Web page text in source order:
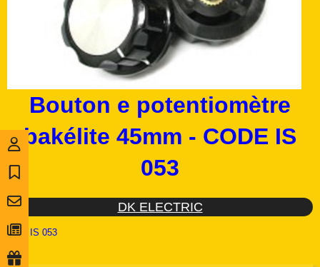
Bouton e potentiomètre
bakélite 45mm - CODE IS
053
DK ELECTRIC
Ref : IS 053